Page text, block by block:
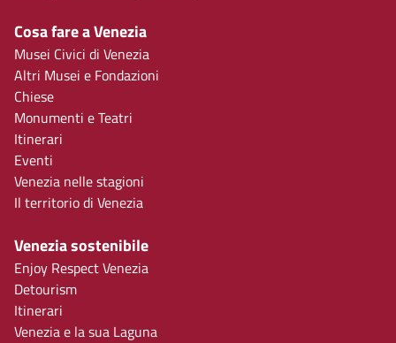
Cosa fare a Venezia
Musei Civici di Venezia
Altri Musei e Fondazioni
Chiese
Monumenti e Teatri
Itinerari
Eventi
Venezia nelle stagioni
Il territorio di Venezia
Venezia sostenibile
Enjoy Respect Venezia
Detourism
Itinerari
Venezia e la sua Laguna